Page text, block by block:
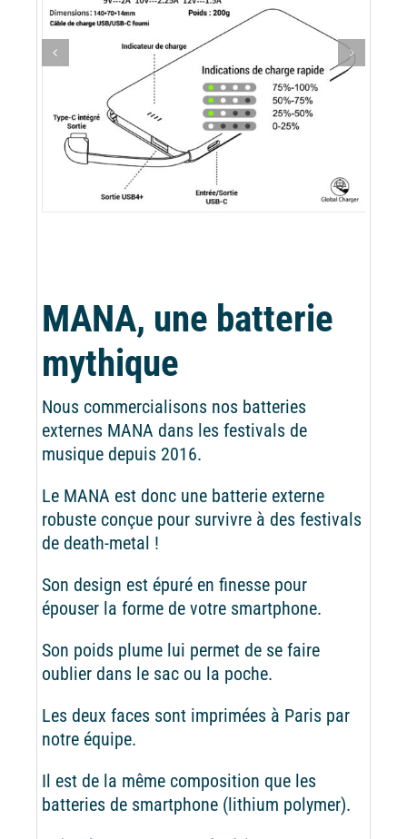
MANA, une batterie
mythique
Nous commercialisons nos batteries
externes MANA dans les festivals de
musique depuis 2016.
Le MANA est donc une batterie externe
robuste conçue pour survivre à des festivals
de death-metal !
Son design est épuré en finesse pour
épouser la forme de votre smartphone.
Son poids plume lui permet de se faire
oublier dans le sac ou la poche.
Les deux faces sont imprimées à Paris par
notre équipe.
Il est de la même composition que les
batteries de smartphone (lithium polymer).